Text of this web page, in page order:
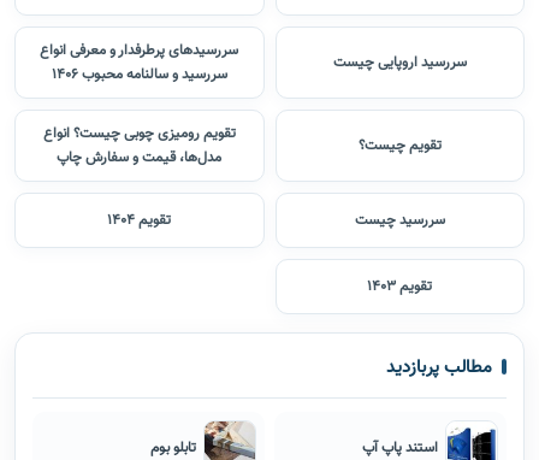
سررسید اروپایی چیست
سررسیدهای پرطرفدار و معرفی انواع
سررسید و سالنامه محبوب 1406
تقویم چیست؟
تقویم رومیزی چوبی چیست؟ انواع
مدل‌ها، قیمت و سفارش چاپ
سررسید چیست تقویم 1404
تقویم 1403
مطالب پربازدید
استند پاپ آپ تابلو بوم